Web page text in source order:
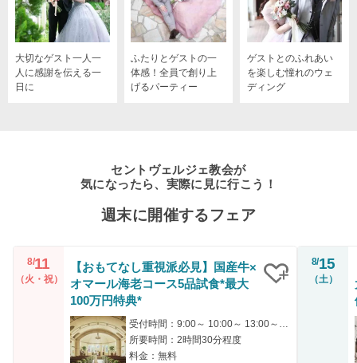
大切なゲスト一人一
人に感謝を伝える一
日に
ふたりとゲストの一
体感！全員で創り上
げるパーティー
ゲストとのふれあい
を楽しむ憧れのウェ
ディング
セントヴェルジェ教会が
気になったら、実際に見に行こう！
週末に開催するフェア
8/11
（火・祝）
【おもてなし重視派必見】国産牛×
オマール海老コース5品試食*最大
100万円特典*
受付時間：9:00～ 10:00～ 13:00～ 15:00～ 17:00～
所要時間：2時間30分程度
料金：無料
8/15
（土）